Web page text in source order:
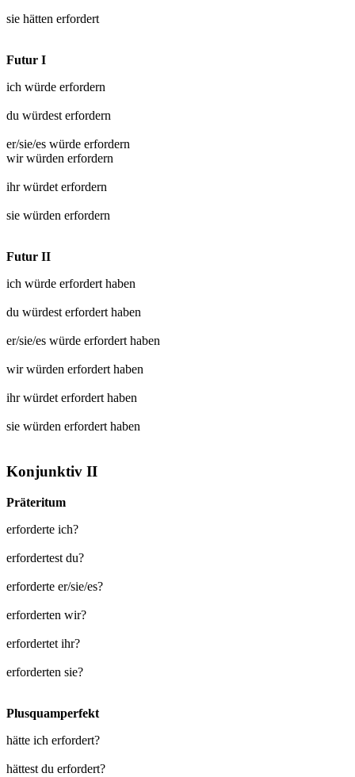
sie hätten erfordert
Futur I
ich würde erfordern
du würdesterfordern
er/sie/es würde erfordern
wir würden erfordern
ihr würdeterfordern
sie würden erfordern
Futur II
ich würde erforderthaben
du würdesterforderthaben
er/sie/es würde erforderthaben
wir würden erforderthaben
ihr würdeterforderthaben
sie würden erforderthaben
Konjunktiv II
Präteritum
erforderte ich?
erfordertest du?
erforderte er/sie/es?
erforderten wir?
erfordertet ihr?
erforderten sie?
Plusquamperfekt
hätte ich erfordert?
hättest du erfordert?